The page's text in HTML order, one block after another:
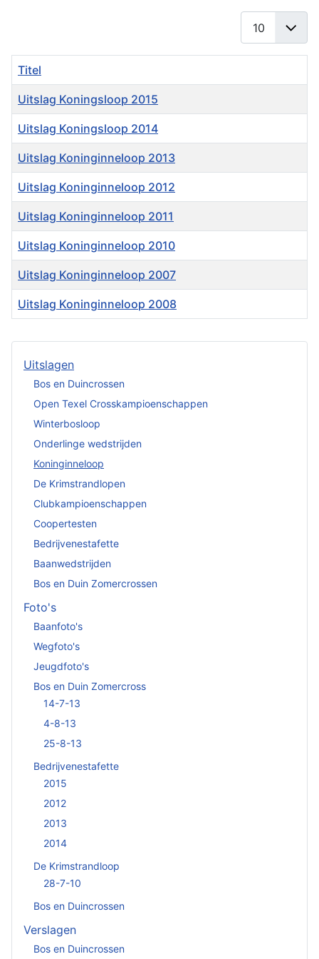
Titel
Uitslag Koningsloop 2015
Uitslag Koningsloop 2014
Uitslag Koninginneloop 2013
Uitslag Koninginneloop 2012
Uitslag Koninginneloop 2011
Uitslag Koninginneloop 2010
Uitslag Koninginneloop 2007
Uitslag Koninginneloop 2008
Uitslagen
Bos en Duincrossen
Open Texel Crosskampioenschappen
Winterbosloop
Onderlinge wedstrijden
Koninginneloop
De Krimstrandlopen
Clubkampioenschappen
Coopertesten
Bedrijvenestafette
Baanwedstrijden
Bos en Duin Zomercrossen
Foto's
Baanfoto's
Wegfoto's
Jeugdfoto's
Bos en Duin Zomercross
14-7-13
4-8-13
25-8-13
Bedrijvenestafette
2015
2012
2013
2014
De Krimstrandloop
28-7-10
Bos en Duincrossen
Verslagen
Bos en Duincrossen